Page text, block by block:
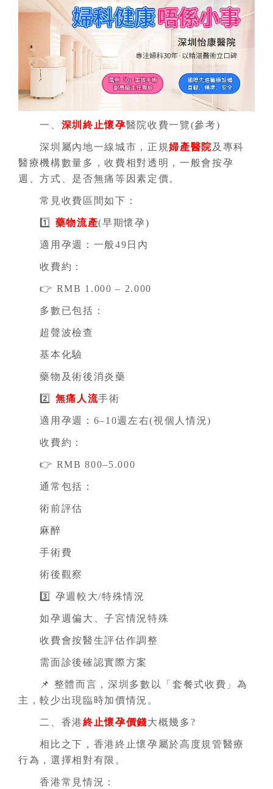
一、 深圳終止懷孕醫院收費一覽(參考)
深圳屬內地一線城市，正規婦產醫院及專科
醫療機構數量多，收費相對透明，一般會按孕
週、方式、是否無痛等因素定價。
常見收費區間如下：
1️⃣ 藥物流產(早期懷孕)
適用孕週：一般49日內
收費約：
👉 RMB 1.000 – 2.000
多數已包括：
超聲波檢查
基本化驗
藥物及術後消炎藥
2️⃣ 無痛人流手術
適用孕週：6–10週左右(視個人情況)
收費約：
👉 RMB 800–5.000
通常包括：
術前評估
麻醉
手術費
術後觀察
3️⃣ 孕週較大/特殊情況
如孕週偏大、子宮情況特殊
收費會按醫生評估作調整
需面診後確認實際方案
📌 整體而言，深圳多數以「套餐式收費」為
主，較少出現臨時加價情況。
二、香港終止懷孕價錢大概幾多?
相比之下，香港終止懷孕屬於高度規管醫療
行為，選擇相對有限。
香港常見情況：